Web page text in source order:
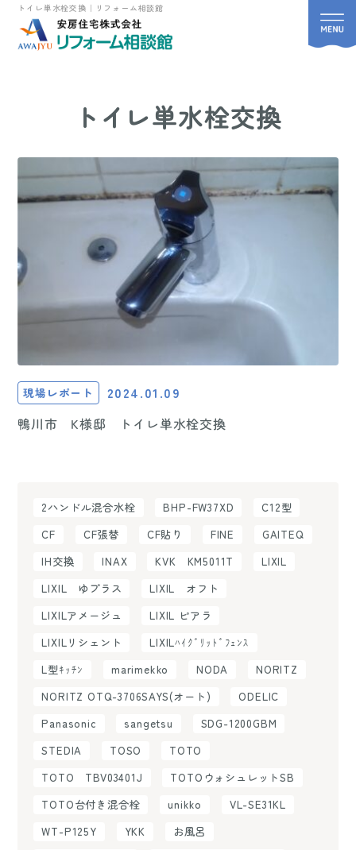
トイレ単水栓交換｜リフォーム相談館
トイレ単水栓交換
現場レポート 2024.01.09
鴨川市 K様邸 トイレ単水栓交換
2ハンドル混合水栓 BHP-FW37XD
C12型
CF
CF張替 CF貼り FINE
GAITEQ
IH交換
INAX KVK KM5011T
LIXIL
LIXIL ゆプラス
LIXIL オフト
LIXILアメージュ
LIXIL ピアラ
LIXILリシェント
LIXILﾊｲｸﾞﾘｯﾄﾞﾌｪﾝｽ
L型ｷｯﾁﾝ
marimekko NODA
NORITZ
NORITZ OTQ-3706SAYS(オート)
ODELIC
Panasonic
sangetsu
SDG-1200GBM
STEDIA
TOSO
TOTO
TOTO TBV03401J
TOTOウォシュレットSB
TOTO台付き混合栓
unikko
VL-SE31KL
WT-P125Y
YKK
お風呂